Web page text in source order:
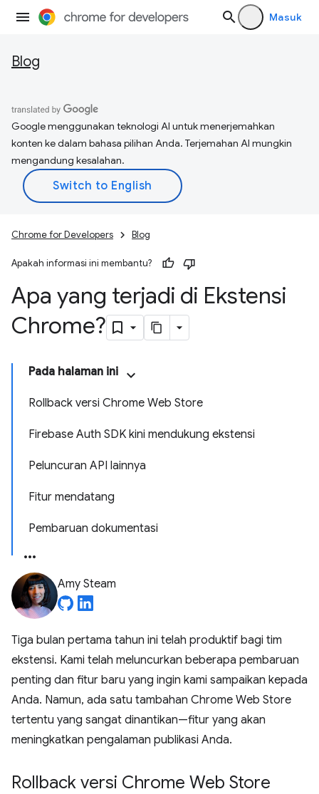
Masuk
Blog
Google menggunakan teknologi AI untuk menerjemahkan
konten ke dalam bahasa pilihan Anda. Terjemahan AI mungkin
mengandung kesalahan.
Chrome for Developers Blog
Apakah informasi ini membantu?
Apa yang terjadi di Ekstensi
Chrome?
Pada halaman ini
Rollback versi Chrome Web Store
Firebase Auth SDK kini mendukung ekstensi
Peluncuran API lainnya
Fitur mendatang
Pembaruan dokumentasi
Amy Steam
Tiga bulan pertama tahun ini telah produktif bagi tim
ekstensi. Kami telah meluncurkan beberapa pembaruan
penting dan fitur baru yang ingin kami sampaikan kepada
Anda. Namun, ada satu tambahan Chrome Web Store
tertentu yang sangat dinantikan—fitur yang akan
meningkatkan pengalaman publikasi Anda.
Rollback versi Chrome Web Store